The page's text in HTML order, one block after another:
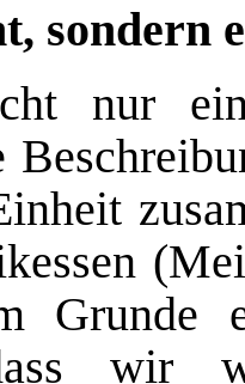
sondern
nur
Grunde
wir